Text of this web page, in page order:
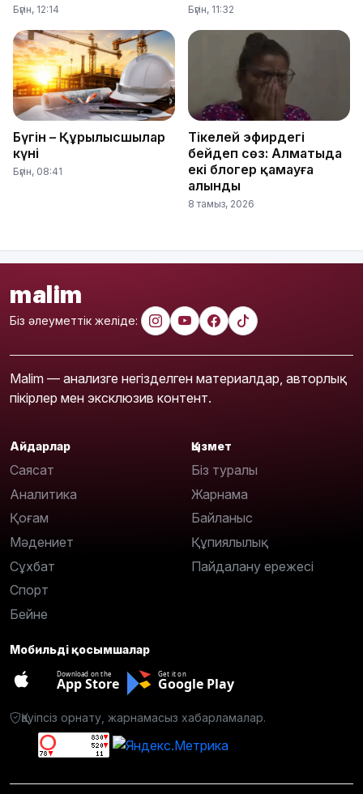
Бүгін, 12:14 Бүгін, 11:32
Бүгін – Құрылысшылар
күні
Бүгін, 08:41
Тікелей эфирдегі
бейәдеп сөз: Алматыда
екі блогер қамауға
алынды
8 тамыз, 2026
malim
Біз әлеуметтік желіде:
Malim — анализге негізделген материалдар, авторлық
пікірлер мен эксклюзив контент.
Айдарлар
Саясат
Аналитика
Қоғам
Мәдениет
Сұхбат
Спорт
Бейне
Қызмет
Біз туралы
Жарнама
Байланыс
Құпиялылық
Пайдалану ережесі
Мобильді қосымшалар
Download on the
App Store
Get it on
Google Play
Қауіпсіз орнату, жарнамасыз хабарламалар.